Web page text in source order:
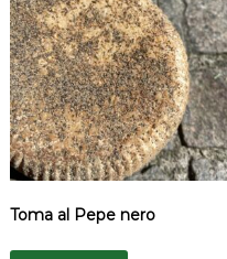
Toma al Pepe nero